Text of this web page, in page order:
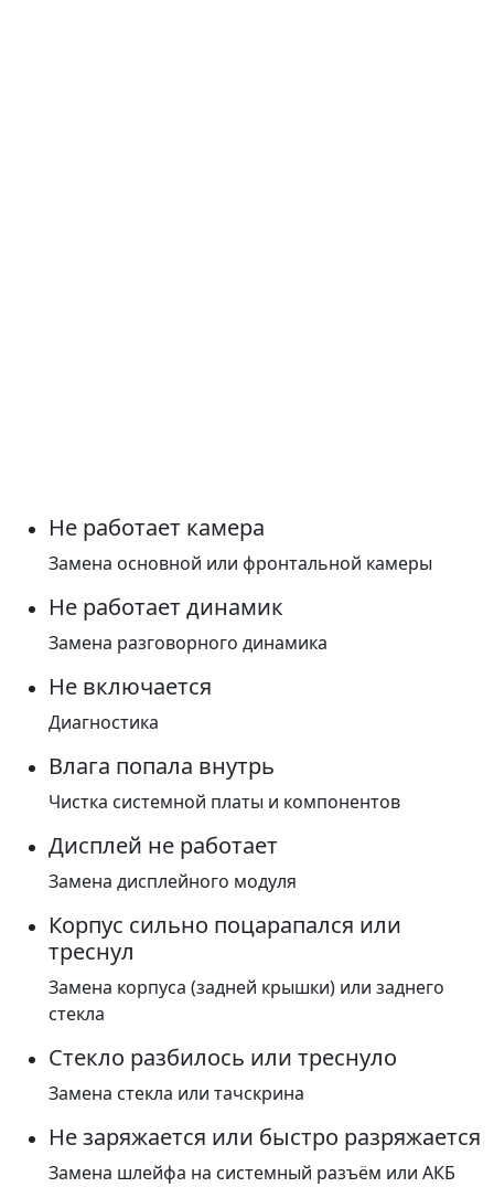
Не работает камера
Замена основной или фронтальной камеры
Не работает динамик
Замена разговорного динамика
Не включается
Диагностика
Влага попала внутрь
Чистка системной платы и компонентов
Дисплей не работает
Замена дисплейного модуля
Корпус сильно поцарапался или
треснул
Замена корпуса (задней крышки) или заднего
стекла
Стекло разбилось или треснуло
Замена стекла или тачскрина
Не заряжается или быстро разряжается
Замена шлейфа на системный разъём или АКБ